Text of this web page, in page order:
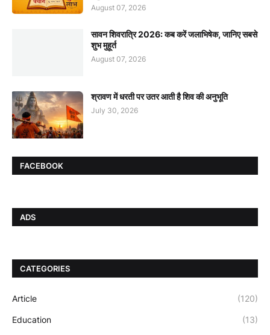
August 07, 2026
सावन शिवरात्रि 2026: कब करें जलाभिषेक, जानिए सबसे
शुभ मुहूर्त
August 07, 2026
श्रावण में धरती पर उतर आती है शिव की अनुभूति
July 30, 2026
FACEBOOK
ADS
CATEGORIES
Article (120)
Education (13)